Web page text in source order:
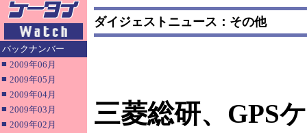
バックナンバー
■ 2009年06月
■ 2009年05月
■ 2009年04月
■ 2009年03月
■ 2009年02月
ダイジェストニュース：その他
三菱総研、GPS